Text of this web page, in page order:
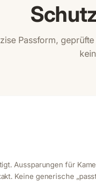
Passform,
Aussparungen für
Keine generische